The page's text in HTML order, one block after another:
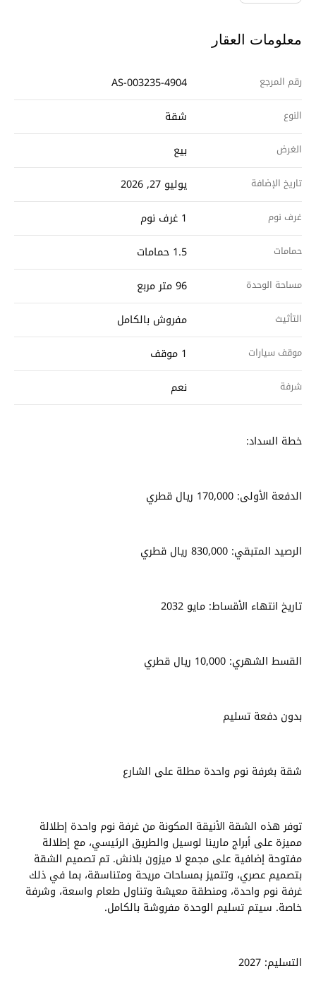
معلومات العقار
رقم المرجع AS-003235-4904
النوع شقة
الغرض بيع
تاريخ الإضافة يوليو 27, 2026
غرف نوم 1 غرف نوم
حمامات 1.5 حمامات
مساحة الوحدة 96 متر مربع
التأثيث مفروش بالكامل
موقف سيارات 1 موقف
شرفة نعم
خطة السداد:
الدفعة الأولى: 170,000 ريال قطري
الرصيد المتبقي: 830,000 ريال قطري
تاريخ انتهاء الأقساط: مايو 2032
القسط الشهري: 10,000 ريال قطري
بدون دفعة تسليم
شقة بغرفة نوم واحدة مطلة على الشارع
توفر هذه الشقة الأنيقة المكونة من غرفة نوم واحدة إطلالة
مميزة على أبراج مارينا لوسيل والطريق الرئيسي، مع إطلالة
مفتوحة إضافية على مجمع لا ميزون بلانش. تم تصميم الشقة
بتصميم عصري، وتتميز بمساحات مريحة ومتناسقة، بما في ذلك
غرفة نوم واحدة، ومنطقة معيشة وتناول طعام واسعة، وشرفة
خاصة. سيتم تسليم الوحدة مفروشة بالكامل.
التسليم: 2027